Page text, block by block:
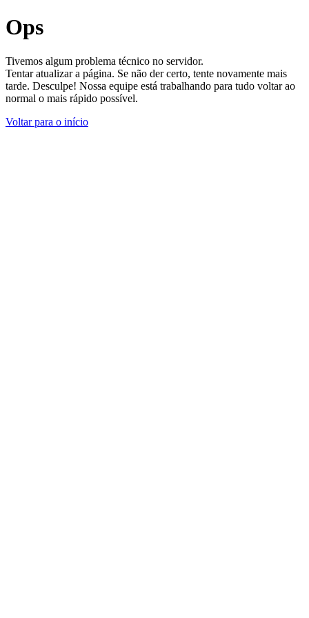
Ops
Tivemos algum problema técnico no servidor.
Tentar atualizar a página. Se não der certo, tente novamente mais
tarde. Desculpe! Nossa equipe está trabalhando para tudo voltar ao
normal o mais rápido possível.
Voltar para o início